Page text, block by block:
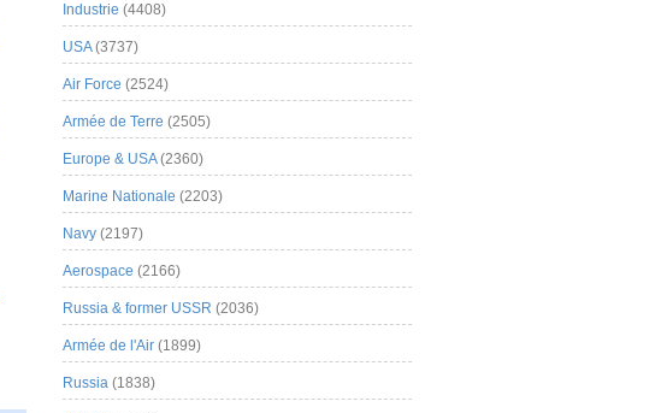
Industrie (4408)
USA(3737)
Air Force (2524)
Armée de Terre (2505)
Europe & USA(2360)
Marine Nationale (2203)
Navy (2197)
Aerospace (2166)
Russia & former USSR (2036)
Armée de l'Air (1899)
Russia (1838)